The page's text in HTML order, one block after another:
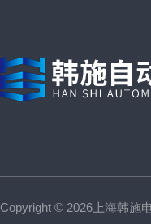
Copyright © 2026上海韩